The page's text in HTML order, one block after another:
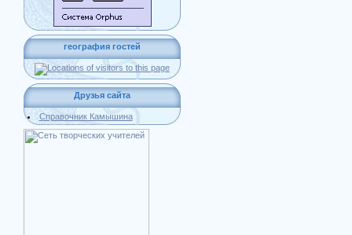
география гостей
Друзья сайта
Справочник Камышина